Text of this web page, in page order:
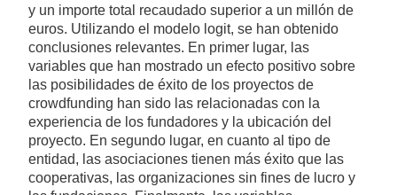
y un importe total recaudado superior a un millón de
euros. Utilizando el modelo logit, se han obtenido
conclusiones relevantes. En primer lugar, las
variables que han mostrado un efecto positivo sobre
las posibilidades de éxito de los proyectos de
crowdfunding han sido las relacionadas con la
experiencia de los fundadores y la ubicación del
proyecto. En segundo lugar, en cuanto al tipo de
entidad, las asociaciones tienen más éxito que las
cooperativas, las organizaciones sin fines de lucro y